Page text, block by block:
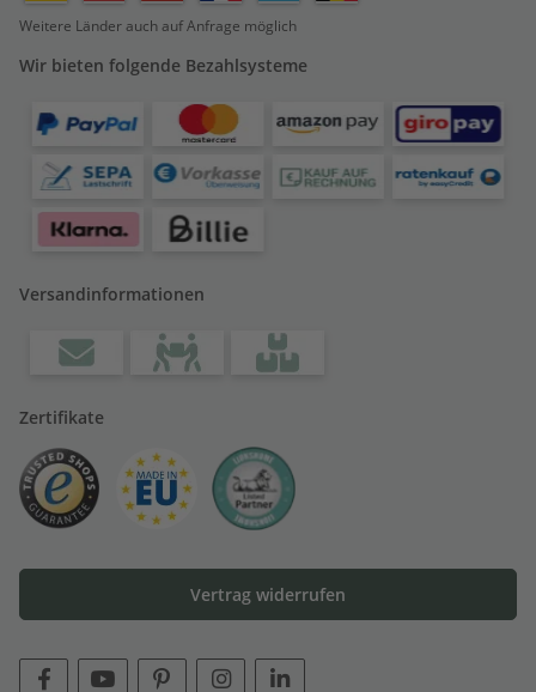
Weitere Länder auch auf Anfrage möglich
Wir bieten folgende Bezahlsysteme
Versandinformationen
Zertifikate
Vertrag widerrufen